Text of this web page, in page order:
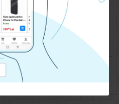
Husa spate pentru iPhone 17 Air - Guess Magsafe
219.90 lei
CUMPARA